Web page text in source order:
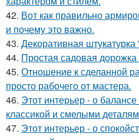
42. Вот как правильно
и почему это важно.
43. Декоративная
44. Простая садовая
45. Отношение к сделанной
просто рабочего от мастера.
46. Этот интерьер - о
классикой и смелыми
47. Этот интерьер - о